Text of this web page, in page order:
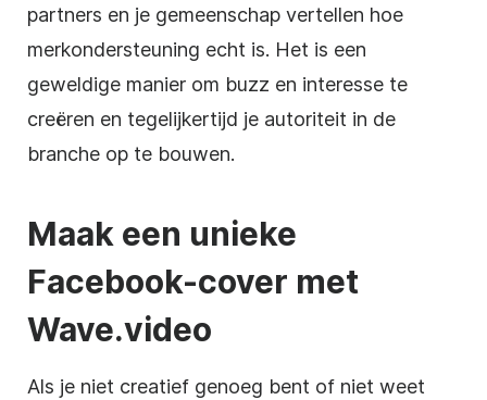
partners en je gemeenschap vertellen hoe
merkondersteuning echt is. Het is een
geweldige manier om buzz en interesse te
creëren en tegelijkertijd je autoriteit in de
branche op te bouwen.
Maak een unieke
Facebook-cover met
Wave.video
Als je niet creatief genoeg bent of niet weet